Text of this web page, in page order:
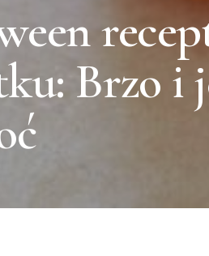
Brzo i